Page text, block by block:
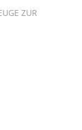
ZUR